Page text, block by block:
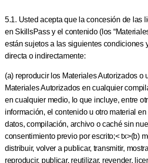
5.1. Usted acepta que la concesión de las
en SkillsPass y el contenido (los
están sujetos a las siguientes condiciones
directa o indirectamente:
(a) reproducir los Materiales Autorizados o
Materiales Autorizados en cualquier
en cualquier medio, lo que incluye, entre
información, el contenido u otro material
datos, compilación, archivo o caché sin
consentimiento previo por escrito;< tx>(b)
distribuir, volver a publicar, transmitir,
reproducir, publicar, reutilizar, revender,